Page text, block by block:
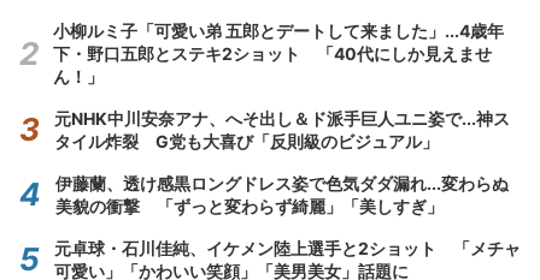
小柳ルミ子「可愛い弟 五郎とデートして来ました」...4歳年
下・野口五郎とステキ2ショット 「40代にしか見えませ
ん！」
元NHK中川安奈アナ、へそ出し＆ド派手巨人ユニ姿で...神ス
タイル炸裂 G党も大喜び「反則級のビジュアル」
伊藤蘭、透け感黒ロングドレス姿で色気ダダ漏れ...変わらぬ
美貌の衝撃 「ずっと変わらず綺麗」「美しすぎ」
元卓球・石川佳純、イケメン陸上選手と2ショット 「メチャ
可愛い」「かわいい笑顔」「美男美女」話題に